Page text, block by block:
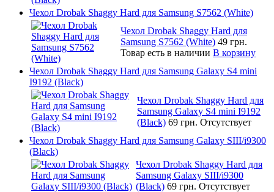
Чехол Drobak Shaggy Hard для Samsung S7562 (White)
Чехол Drobak Shaggy Hard для
Samsung S7562 (White) 49 грн.
Товар есть в наличии В корзину
Чехол Drobak Shaggy Hard для Samsung Galaxy S4 mini
I9192 (Black)
Чехол Drobak Shaggy Hard для
Samsung Galaxy S4 mini I9192
(Black) 69 грн. Отсутствует
Чехол Drobak Shaggy Hard для Samsung Galaxy SIII/i9300
(Black)
Чехол Drobak Shaggy Hard для
Samsung Galaxy SIII/i9300
(Black) 69 грн. Отсутствует